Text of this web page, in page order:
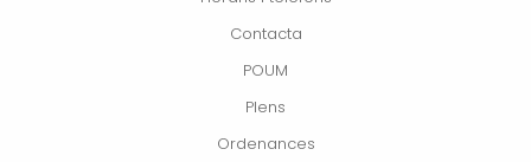
Contacta
POUM
Plens
Ordenances